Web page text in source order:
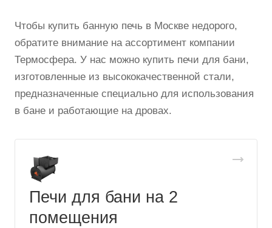
Чтобы купить банную печь в Москве недорого,
обратите внимание на ассортимент компании
Термосфера. У нас можно купить печи для бани,
изготовленные из высококачественной стали,
предназначенные специально для использования
в бане и работающие на дровах.
Печи для бани на 2
помещения